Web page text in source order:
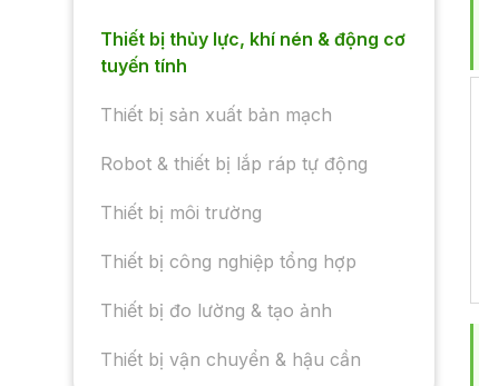
Thiết bị thủy lực, khí nén & động cơ
tuyến tính
Thiết bị sản xuất bản mạch
Robot & thiết bị lắp ráp tự động
Thiết bị môi trường
Thiết bị công nghiệp tổng hợp
Thiết bị đo lường & tạo ảnh
Thiết bị vận chuyển & hậu cần